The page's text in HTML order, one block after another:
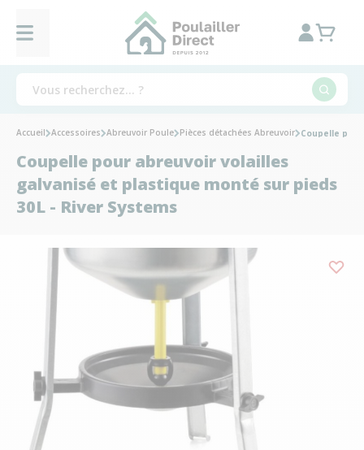
Accueil Accessoires Abreuvoir Poule Pièces détachées Abreuvoir Coupelle
Coupelle pour abreuvoir volailles
galvanisé et plastique monté sur pieds
30L - River Systems